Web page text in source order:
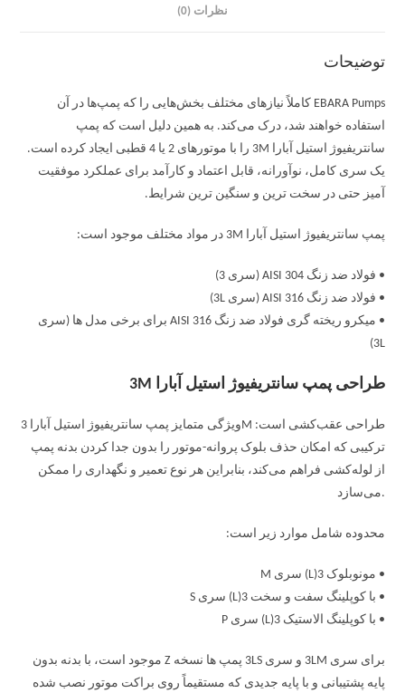
نظرات (0)
توضیحات
EBARA Pumps کاملاً نیازهای مختلف بخش‌هایی را که پمپ‌ها در آن
استفاده خواهند شد، درک می‌کند. به همین دلیل است که پمپ
سانتریفیوژ استیل آبارا 3M را با موتورهای 2 یا 4 قطبی ایجاد کرده است.
یک سری کامل، نوآورانه، قابل اعتماد و کارآمد برای عملکرد موفقیت
آمیز حتی در سخت ترین و سنگین ترین شرایط.
پمپ سانتریفیوژ استیل آبارا 3M در مواد مختلف موجود است:
• فولاد ضد زنگ AISI 304 (سری 3)
• فولاد ضد زنگ AISI 316 (سری 3L)
• میکرو ریخته گری فولاد ضد زنگ AISI 316 برای برخی مدل ها (سری
3L)
طراحی پمپ سانتریفیوژ استیل آبارا 3M
ویژگی متمایز پمپ سانتریفیوژ استیل آبارا 3M طراحی عقب‌کشی است:
ترکیبی که امکان حذف بلوک پروانه-موتور را بدون جدا کردن بدنه پمپ
از لوله‌کشی فراهم می‌کند، بنابراین هر نوع تعمیر و نگهداری را ممکن
می‌سازد.
محدوده شامل موارد زیر است:
• مونوبلوک 3(L) سری M
• با کوپلینگ سفت و سخت 3(L) سری S
• با کوپلینگ الاستیک 3(L) سری P
برای سری 3LM و سری 3LS پمپ ها نسخه Z موجود است، با بدنه بدون
پایه پشتیبانی و با پایه جدیدی که مستقیماً روی براکت موتور نصب شده